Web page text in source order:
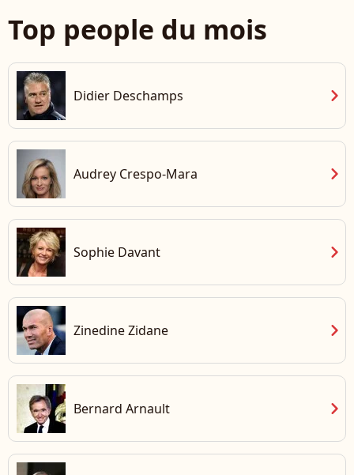
Top people du mois
Didier Deschamps chevron_right
Audrey Crespo-Mara chevron_right
Sophie Davant chevron_right
Zinedine Zidane chevron_right
Bernard Arnault chevron_right